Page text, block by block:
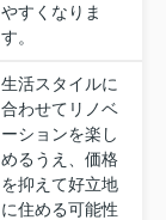
やすくなりま
す。
生活スタイルに
合わせてリノベ
ーションを楽し
めるうえ、価格
を抑えて好立地
に住める可能性